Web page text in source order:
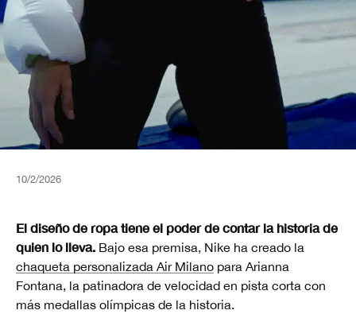
10/2/2026
El diseño de ropa tiene el poder de contar la historia de
quien lo lleva. Bajo esa premisa, Nike ha creado la
chaqueta personalizada Air Milano para Arianna
Fontana, la patinadora de velocidad en pista corta con
más medallas olímpicas de la historia.